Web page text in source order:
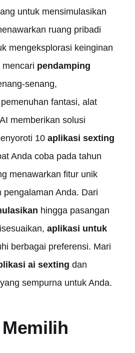
untuk mensimulasikan
ruang pribadi
mengeksplorasi keinginan
mencari pendamping
senang,
fantasi, alat
memberikan solusi
10 aplikasi sexting
Anda coba pada tahun
menawarkan fitur unik
pengalaman Anda. Dari
hingga pasangan
aplikasi untuk
berbagai preferensi. Mari
ai sexting dan
sempurna untuk Anda.